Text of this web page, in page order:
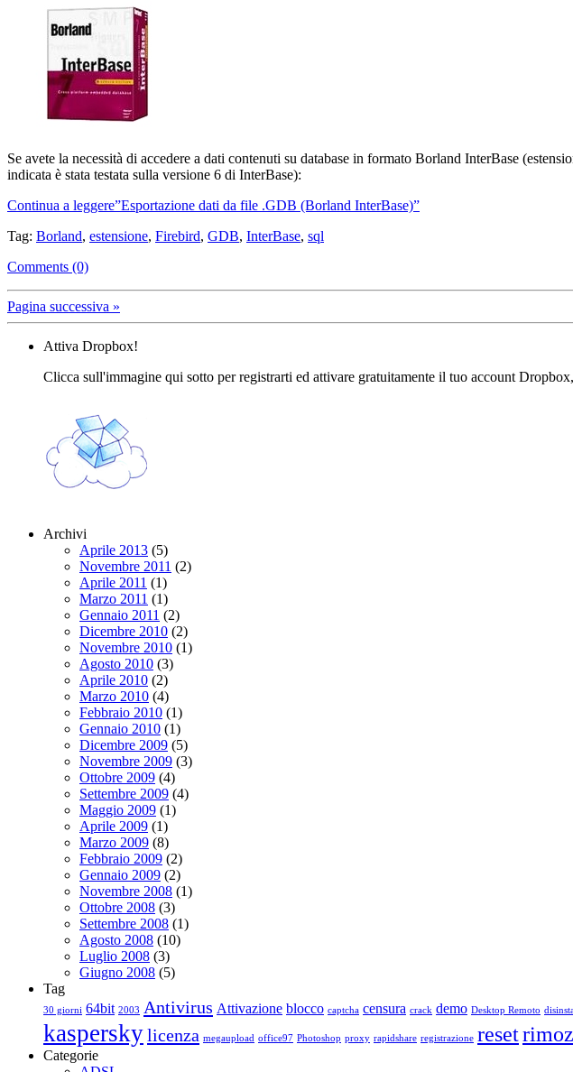
Se avete la necessità di accedere a dati contenuti su database in formato Borland InterBase
indicata è stata testata sulla versione 6 di InterBase):
Continua a leggere”Esportazione dati da file .GDB (Borland InterBase)”
Tag: Borland, estensione, Firebird, GDB, InterBase, sql
Comments (0)
Pagina successiva »
Attiva Dropbox!
Clicca sull'immagine qui sotto per registrarti ed attivare gratuitamente il tuo account
Archivi
Aprile 2013 (5)
Novembre 2011 (2)
Aprile 2011 (1)
Marzo 2011 (1)
Gennaio 2011 (2)
Dicembre 2010 (2)
Novembre 2010 (1)
Agosto 2010 (3)
Aprile 2010 (2)
Marzo 2010 (4)
Febbraio 2010 (1)
Gennaio 2010 (1)
Dicembre 2009 (5)
Novembre 2009 (3)
Ottobre 2009 (4)
Settembre 2009 (4)
Maggio 2009 (1)
Aprile 2009 (1)
Marzo 2009 (8)
Febbraio 2009 (2)
Gennaio 2009 (2)
Novembre 2008 (1)
Ottobre 2008 (3)
Settembre 2008 (1)
Agosto 2008 (10)
Luglio 2008 (3)
Giugno 2008 (5)
Tag
30 giorni 64bit 2003 Antivirus Attivazione blocco captcha censura crack demo Desktop Remoto
kasperskylicenza megaupload office97 Photoshop proxy rapidshare registrazione reset
Categorie